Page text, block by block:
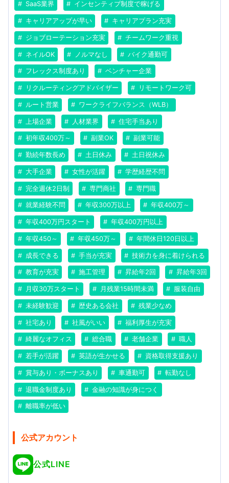
SaaS業界 インセンティブ制度で稼げる
キャリアアップが早い キャリアプラン充実
ジョブローテーション充実 チームワーク重視
ネイルOK ノルマなし バイク通勤可
フレックス制度あり ベンチャー企業
リクルーティングアドバイザー リモートワーク可
ルート営業 ワークライフバランス（WLB）
上場企業 人材業界 住宅手当あり
初年収400万～ 副業OK 副業可能
勤続年数長め 土日休み 土日祝休み
大手企業 女性が活躍 学歴経歴不問
完全週休2日制 専門商社 専門職
就業経験不問 年収300万以上 年収400万～
年収400万円スタート 年収400万円以上
年収450～ 年収450万～ 年間休日120日以上
成長できる 手当が充実 技術力を身に着けられる
教育が充実 施工管理 昇給年2回 昇給年3回
月収30万スタート 月残業15時間未満 服装自由
未経験歓迎 歴史ある会社 残業少なめ
社宅あり 社風がいい 福利厚生が充実
綺麗なオフィス 総合職 老舗企業 職人
若手が活躍 英語が生かせる 資格取得支援あり
賞与あり・ボーナスあり 車通勤可 転勤なし
退職金制度あり 金融の知識が身につく
離職率が低い
公式アカウント
公式LINE